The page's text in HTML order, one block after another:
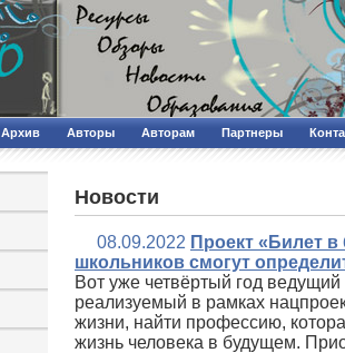
Архив Авторы Авторам Партнеры
Новости
08.09.2022 Проект «Билет
школьников смогут
Вот уже четвёртый год
реализуемый в рамках
жизни, найти профессию,
жизнь человека в будущем.